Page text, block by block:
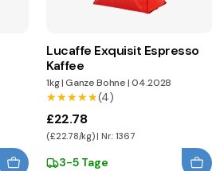
Lucaffe Exquisit Espresso
Kaffee
1kg|Ganze Bohne|04.2028
★★★★★
★★★★★(4)
£22.78
(£22.78/kg) | Nr.: 1367
3-5 Tage